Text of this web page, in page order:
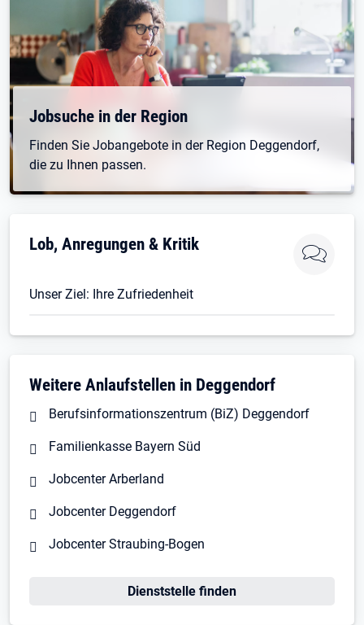
Öffnet in neuem Tab
Jobsuche in der Region
Finden Sie Jobangebote in der Region Deggendorf,
die zu Ihnen passen.
Öffnet in neuem Tab
Lob, Anregungen & Kritik
Unser Ziel: Ihre Zufriedenheit
Weitere Anlaufstellen in Deggendorf
Berufsinformationszentrum (BiZ) Deggendorf
Familienkasse Bayern Süd
Jobcenter Arberland
Jobcenter Deggendorf
Jobcenter Straubing-Bogen
Dienststelle finden